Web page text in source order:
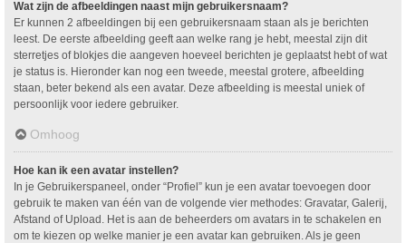
Wat zijn de afbeeldingen naast mijn gebruikersnaam?
Er kunnen 2 afbeeldingen bij een gebruikersnaam staan als je berichten
leest. De eerste afbeelding geeft aan welke rang je hebt, meestal zijn dit
sterretjes of blokjes die aangeven hoeveel berichten je geplaatst hebt of wat
je status is. Hieronder kan nog een tweede, meestal grotere, afbeelding
staan, beter bekend als een avatar. Deze afbeelding is meestal uniek of
persoonlijk voor iedere gebruiker.
Omhoog
Hoe kan ik een avatar instellen?
In je Gebruikerspaneel, onder “Profiel” kun je een avatar toevoegen door
gebruik te maken van één van de volgende vier methodes: Gravatar, Galerij,
Afstand of Upload. Het is aan de beheerders om avatars in te schakelen en
om te kiezen op welke manier je een avatar kan gebruiken. Als je geen